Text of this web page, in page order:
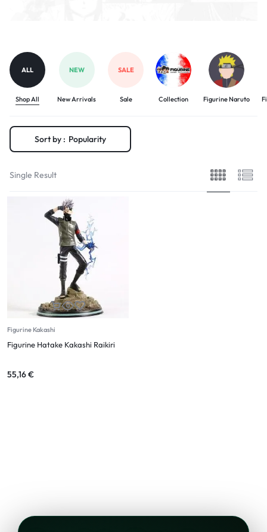
ALL
Shop All
NEW
New Arrivals
SALE
Sale Collection Figurine Naruto
Sort by : Popularity
Single Result
Figurine Kakashi
Figurine Hatake Kakashi Raikiri
55,16€